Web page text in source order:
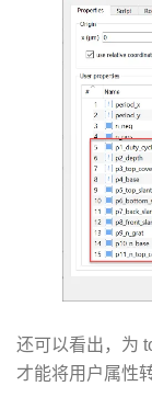
还可以看出，为
才能将用户属性